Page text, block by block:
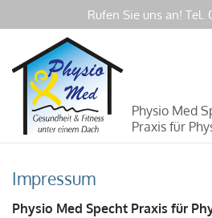
Rufen Sie uns an! Tel.
Physio Med
Praxis für
Impressum
Physio Med Specht Praxis für